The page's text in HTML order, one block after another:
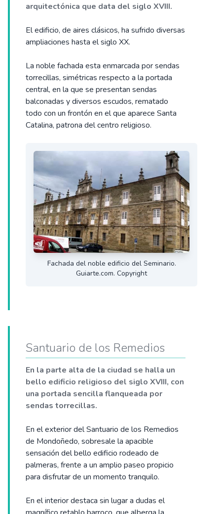
arquitectónica que data del siglo XVIII.
El edificio, de aires clásicos, ha sufrido diversas
ampliaciones hasta el siglo XX.
La noble fachada esta enmarcada por sendas
torrecillas, simétricas respecto a la portada
central, en la que se presentan sendas
balconadas y diversos escudos, rematado
todo con un frontón en el que aparece Santa
Catalina, patrona del centro religioso.
Fachada del noble edificio del Seminario.
Guiarte.com. Copyright
Santuario de los Remedios
En la parte alta de la ciudad se halla un
bello edificio religioso del siglo XVIII, con
una portada sencilla flanqueada por
sendas torrecillas.
En el exterior del Santuario de los Remedios
de Mondoñedo, sobresale la apacible
sensación del bello edificio rodeado de
palmeras, frente a un amplio paseo propicio
para disfrutar de un momento tranquilo.
En el interior destaca sin lugar a dudas el